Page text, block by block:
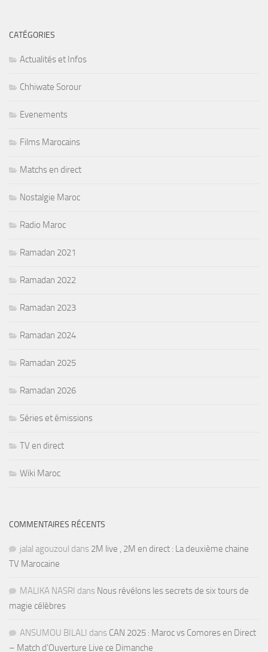
CATÉGORIES
Actualités et Infos
Chhiwate Sorour
Evenements
Films Marocains
Matchs en direct
Nostalgie Maroc
Radio Maroc
Ramadan 2021
Ramadan 2022
Ramadan 2023
Ramadan 2024
Ramadan 2025
Ramadan 2026
Séries et émissions
TV en direct
Wiki Maroc
COMMENTAIRES RÉCENTS
jalal agouzoul dans 2M live , 2M en direct : La deuxième chaine
TV Marocaine
MALIKA NASRI dans Nous révélons les secrets de six tours de
magie célèbres
ANSUMOU BILALI dans CAN 2025 : Maroc vs Comores en Direct
– Match d’Ouverture Live ce Dimanche